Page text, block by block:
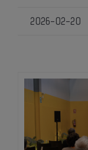
2026-02-20